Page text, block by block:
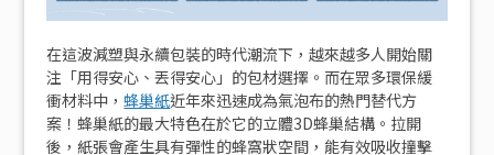
在這波減塑與永續包裝的時代潮流下，越來越多人開始關
注「用得安心、丟得安心」的包材選擇。而在眾多環保緩
衝材料中，蜂巢紙近年來迅速成為氣泡布的熱門替代方
案！蜂巢紙的最大特色在於它的立體3D蜂巢結構。拉開
後，紙張會產生具有彈性的蜂窩狀空間，能有效吸收撞擊